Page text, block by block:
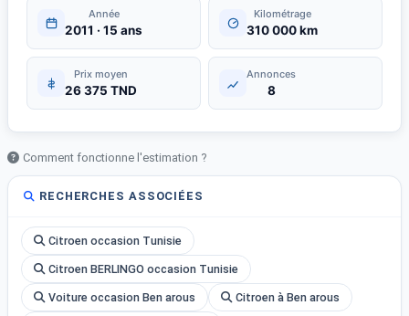
Année
2011 · 15 ans
Kilométrage
310 000 km
Prix moyen
26 375 TND
Annonces
8
Comment fonctionne l'estimation ?
RECHERCHES ASSOCIÉES
Citroen occasion Tunisie
Citroen BERLINGO occasion Tunisie
Voiture occasion Ben arous Citroen à Ben arous